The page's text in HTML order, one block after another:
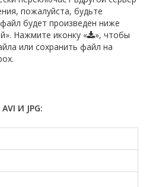
пожалуйста, будьте
будет произведен ниже
Нажмите иконку «
», чтобы
или сохранить файл на
И JPG: